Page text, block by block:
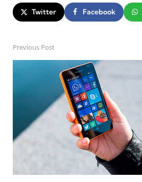
Twitter Facebook
Post
navigation
Previous Post